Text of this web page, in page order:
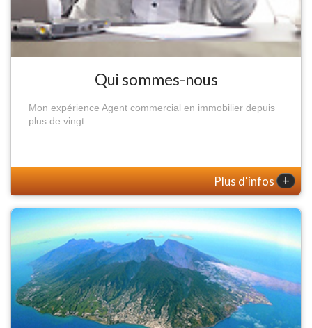
Qui sommes-nous
Mon expérience Agent commercial en immobilier depuis
plus de vingt...
Plus d'infos +